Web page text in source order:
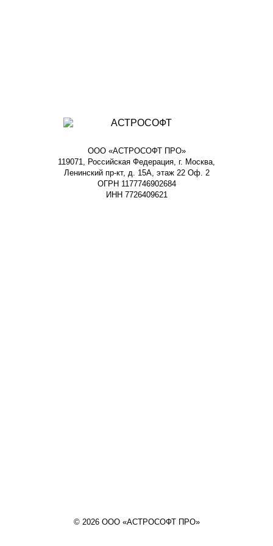
ООО «АСТРОСОФТ ПРО»
119071, Российская Федерация, г. Москва,
Ленинский пр-кт, д. 15А, этаж 22 Оф. 2
ОГРН 1177746902684
ИНН 7726409621
© 2026 ООО «АСТРОСОФТ ПРО»